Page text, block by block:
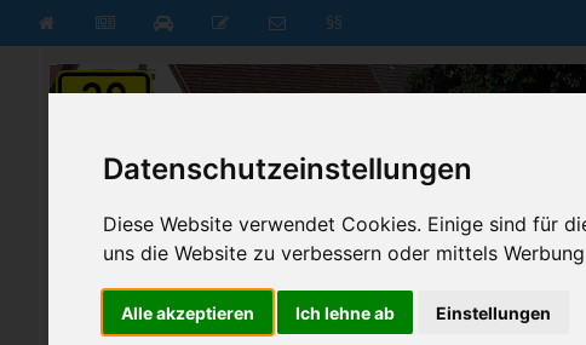
Datenschutzeinstellungen
Diese Website verwendet Cookies. Einige sind für
uns die Website zu verbessern oder mittels
Alle akzeptieren Ich lehne ab Einstellungen
§§
B30 aktuell B30 neu